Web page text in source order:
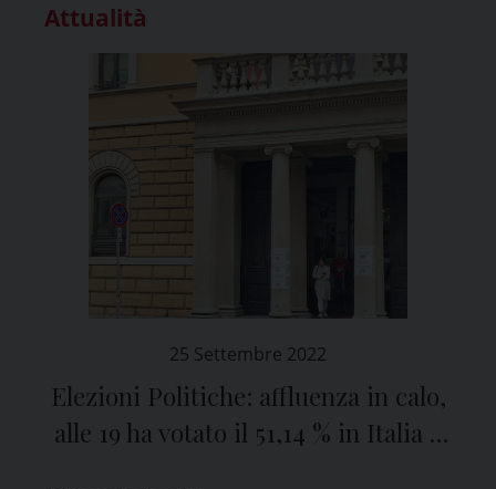
Attualità
25 Settembre 2022
Elezioni Politiche: affluenza in calo,
alle 19 ha votato il 51,14 % in Italia e